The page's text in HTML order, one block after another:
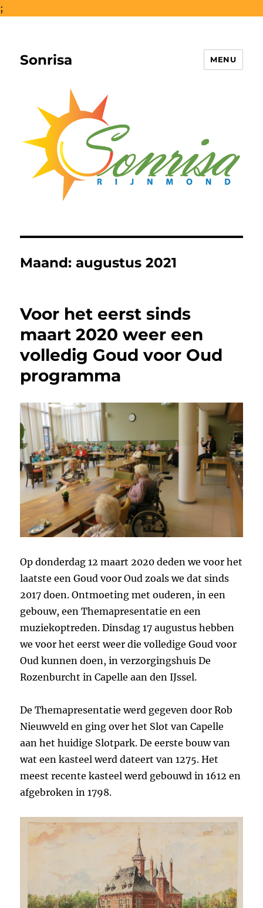
;
Sonrisa MENU
Maand:augustus 2021
Voor het eerst sinds
maart 2020 weer een
volledig Goud voor Oud
programma
Op donderdag 12 maart 2020 deden we voor het
laatste een Goud voor Oud zoals we dat sinds
2017 doen. Ontmoeting met ouderen, in een
gebouw, een Themapresentatie en een
muziekoptreden. Dinsdag 17 augustus hebben
we voor het eerst weer die volledige Goud voor
Oud kunnen doen, in verzorgingshuis De
Rozenburcht in Capelle aan den IJssel.
De Themapresentatie werd gegeven door Rob
Nieuwveld en ging over het Slot van Capelle
aan het huidige Slotpark. De eerste bouw van
wat een kasteel werd dateert van 1275. Het
meest recente kasteel werd gebouwd in 1612 en
afgebroken in 1798.